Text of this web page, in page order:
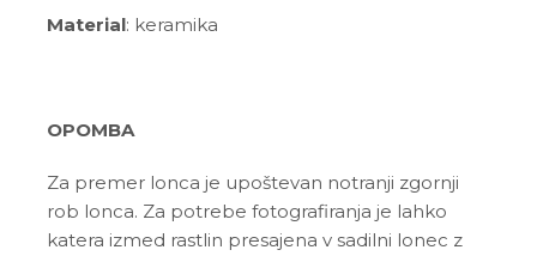
Material: keramika
OPOMBA
Za premer lonca je upoštevan notranji zgornji
rob lonca. Za potrebe fotografiranja je lahko
katera izmed rastlin presajena v sadilni lonec z